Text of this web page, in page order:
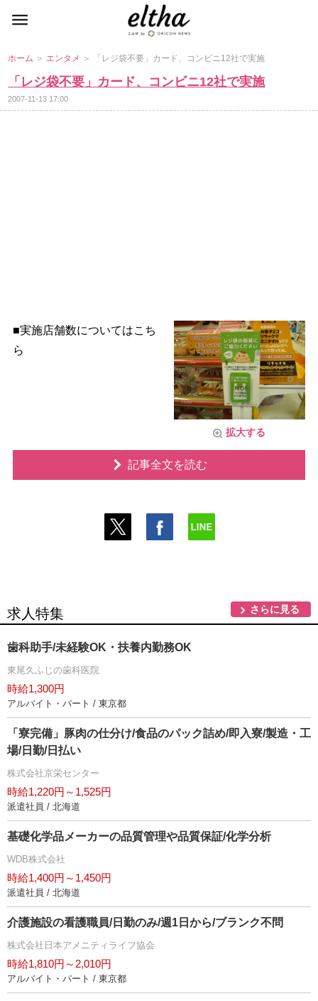
ホーム ＞ エンタメ ＞ 「レジ袋不要」カード、コンビニ12社で実施
「レジ袋不要」カード、コンビニ12社で実施
2007-11-13 17:00
拡大する
■実施店舗数についてはこち
ら
記事全文を読む
求人特集 さらに見る
歯科助手/未経験OK・扶養内勤務OK
東尾久ふじの歯科医院
時給1,300円
アルバイト・パート / 東京都
「寮完備」豚肉の仕分け/食品のパック詰め/即入寮/製造・工
場/日勤/日払い
株式会社京栄センター
時給1,220円～1,525円
派遣社員 / 北海道
基礎化学品メーカーの品質管理や品質保証/化学分析
WDB株式会社
時給1,400円～1,450円
派遣社員 / 北海道
介護施設の看護職員/日勤のみ/週1日から/ブランク不問
株式会社日本アメニティライフ協会
時給1,810円～2,010円
アルバイト・パート / 東京都